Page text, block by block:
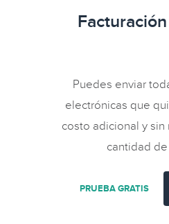
Puedes enviar
electrónicas que
costo adicional y sin
cantidad
PRUEBA GRATIS